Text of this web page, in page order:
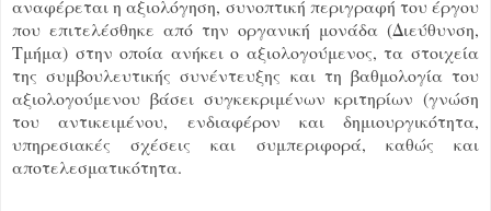
αναφέρεται η αξιολόγηση, συνοπτική περιγραφή του έργου
που επιτελέσθηκε από την οργανική μονάδα (Διεύθυνση,
Τμήμα) στην οποία ανήκει ο αξιολογούμενος, τα στοιχεία
της συμβουλευτικής συνέντευξης και τη βαθμολογία του
αξιολογούμενου βάσει συγκεκριμένων κριτηρίων (γνώση
του αντικειμένου, ενδιαφέρον και δημιουργικότητα,
υπηρεσιακές σχέσεις και συμπεριφορά, καθώς και
αποτελεσματικότητα.